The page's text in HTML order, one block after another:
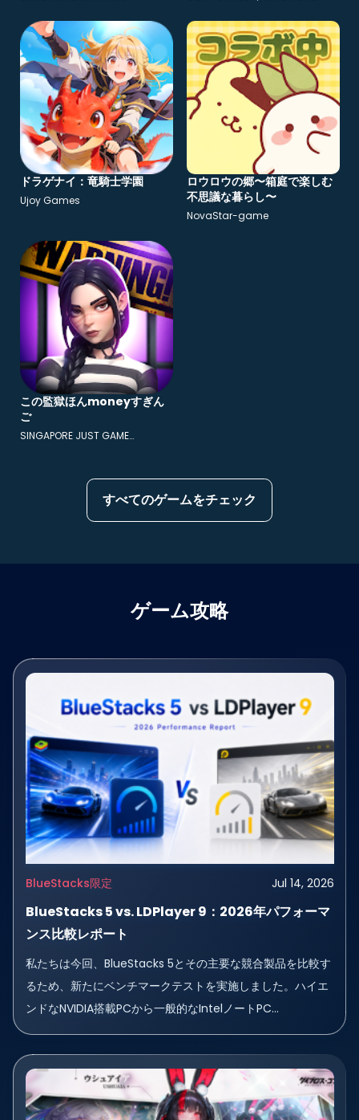
ドラゲナイ：竜騎士学園
Ujoy Games
ロウロウの郷〜箱庭で楽しむ
不思議な暮らし〜
NovaStar-game
この監獄ほんmoneyすぎん
ご
SINGAPORE JUST GAME
すべてのゲームをチェック
ゲーム攻略
BlueStacks限定 Jul 14, 2026
BlueStacks 5 vs. LDPlayer 9：2026年パフォーマ
ンス比較レポート
私たちは今回、BlueStacks 5とその主要な競合製品を比較す
るため、新たにベンチマークテストを実施しました。ハイエ
ンドなNVIDIA搭載PCから一般的なIntelノートPC...